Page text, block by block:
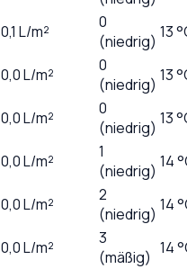
0,1 L/m²
0
(niedrig) 13
0,0L/m²
0
(niedrig) 13
0,0L/m²
0
(niedrig) 13
0,0L/m²
1
(niedrig) 14
0,0L/m²
2
(niedrig) 14
0,0L/m²
3
(mäßig) 14